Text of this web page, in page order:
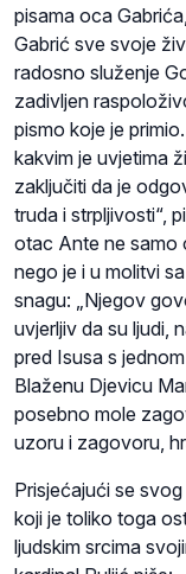
pisama oca
Gabrić sve svoje
radosno služenje
zadivljen
pismo koje je
kakvim je uvjetima
zaključiti da je
truda i strpljivosti“,
otac Ante ne samo
nego je i u molitvi
snagu: „Njegov
uvjerljiv da su ljudi,
pred Isusa s
Blaženu Djevicu
posebno mole
uzoru i zagovoru,
Prisjećajući se
koji je toliko toga
ljudskim srcima